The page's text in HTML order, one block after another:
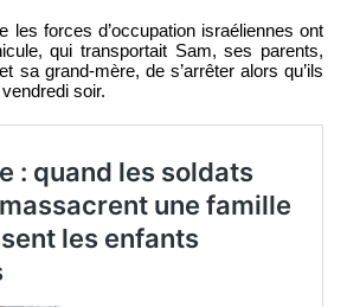
les forces d’occupation israéliennes ont
qui transportait Sam, ses parents,
sa grand-mère, de s’arrêter alors qu’ils
soir.